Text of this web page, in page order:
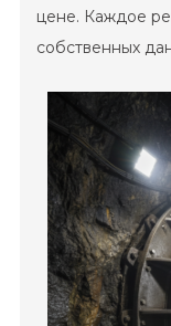
цене. Каждое
собственных